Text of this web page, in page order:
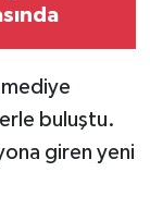
buluştu.
giren yeni